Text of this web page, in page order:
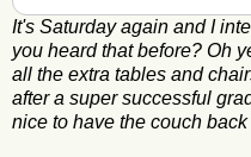
It's Saturday again and I
you heard that before? Oh
all the extra tables and
after a super successful
nice to have the couch